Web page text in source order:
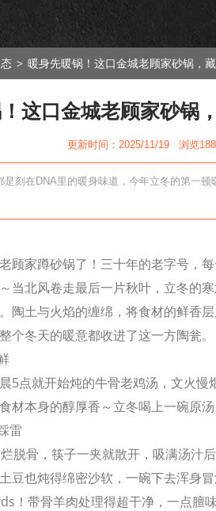
> 暖身先暖锅！这口金城老顾家砂锅，
这口金城老顾家砂锅
更新时间：2025/11/19 浏览
刻在DNA里的暖身味道，今年立冬的第一
顾家蹲砂锅了！三十年的老字号，
当北风卷走最后一片秋叶，立冬的
陶土与火焰的缠绵，将食材的鲜香
个冬天的暖意都收进了这一方陶瓮。
5点就开始炖的牛骨老鸡汤，文火
材本身的醇厚香～立冬喝上一碗原
雷
脱骨，筷子一夹就散开，吸满汤汁
豆也炖得绵密沙软，一碗下去浑身冒
！带骨羊肉处理得超干净，一点膻